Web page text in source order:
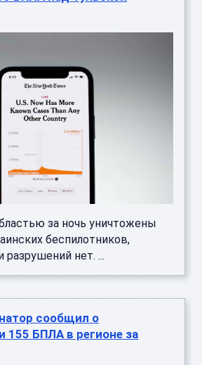
за ночь уничтожены
беспилотников,
разрушений нет. ...
сообщил о
155 БПЛА в регионе за